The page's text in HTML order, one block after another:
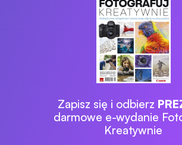
Zapisz się i odbierz
darmowe e-wydanie
Kreatywnie